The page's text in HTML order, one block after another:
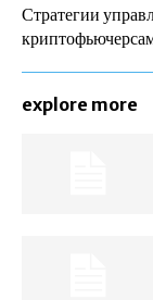
Стратегии
explore more